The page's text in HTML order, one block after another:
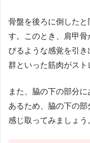
骨盤を後ろに倒したと
す。このとき、肩甲
びるような感覚を引
群といった筋肉がスト
また、脇の下の部分
あるため、脇の下の
感じ取ってみましょう